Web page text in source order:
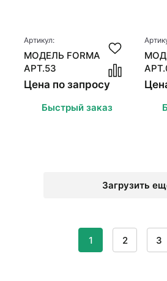
Артикул:
МОДЕЛЬ FORMA
АРТ.53
Цена по запросу
Быстрый заказ
Загрузить
1 2 3